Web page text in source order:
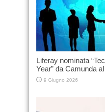
Liferay nominata
Year” da Camunda
9 Giugno 2026